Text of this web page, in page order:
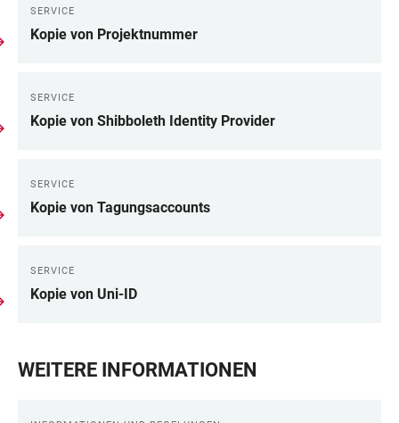
SERVICE
Kopie von Projektnummer
SERVICE
Kopie von Shibboleth Identity Provider
SERVICE
Kopie von Tagungsaccounts
SERVICE
Kopie von Uni-ID
WEITERE INFORMATIONEN